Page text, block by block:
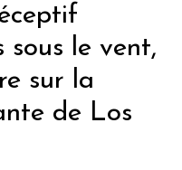
sous le vent,
sur la
de Los